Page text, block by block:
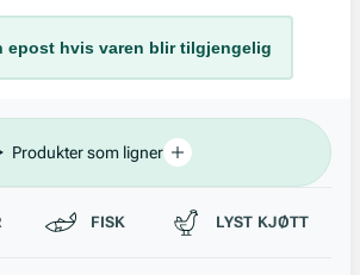
epost hvis varen blir tilgjengelig
Produkter som ligner
FISK LYST KJØTT